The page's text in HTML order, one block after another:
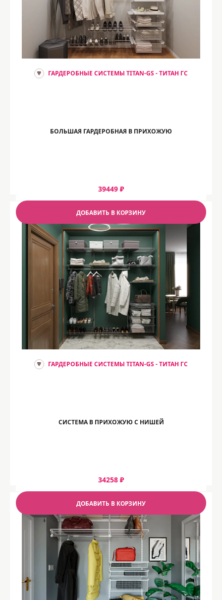
ГАРДЕРОБНЫЕ СИСТЕМЫ TITAN-GS - ТИТАН ГС
БОЛЬШАЯ ГАРДЕРОБНАЯ В ПРИХОЖУЮ
39449 ₽
ДОБАВИТЬ В КОРЗИНУ
ГАРДЕРОБНЫЕ СИСТЕМЫ TITAN-GS - ТИТАН ГС
СИСТЕМА В ПРИХОЖУЮ С НИШЕЙ
34258 ₽
ДОБАВИТЬ В КОРЗИНУ